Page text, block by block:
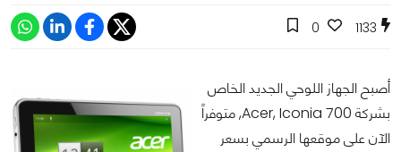
1133
0
أصبح الجهاز اللوحي الجديد الخاص
بشركة Acer, Iconia 700, متوفراً
الآن على موقعها الرسمي بسعر